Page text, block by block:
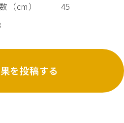
（cm）
45
を投稿する